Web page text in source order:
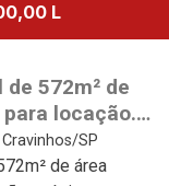
L
572m² de
locação.
próximo
Hotal -
SP
de área